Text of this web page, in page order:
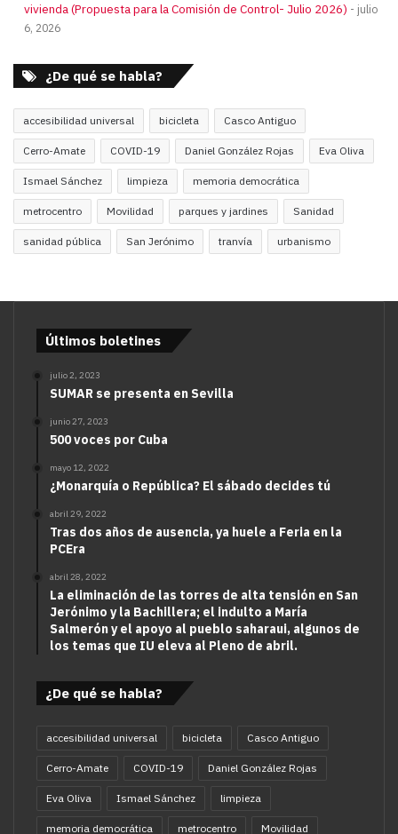
vivienda (Propuesta para la Comisión de Control- Julio 2026)
julio
6, 2026
¿De qué se habla?
accesibilidad universal bicicleta Casco Antiguo
Cerro-Amate COVID-19 Daniel González Rojas Eva Oliva
Ismael Sánchez limpieza memoria democrática
metrocentro Movilidad parques y jardines Sanidad
sanidad pública San Jerónimo tranvía urbanismo
Últimos boletines
julio 2, 2023
SUMAR se presenta en Sevilla
junio 27, 2023
500 voces por Cuba
mayo 12, 2022
¿Monarquía o República? El sábado decides tú
abril 29, 2022
Tras dos años de ausencia, ya huele a Feria en la
PCEra
abril 28, 2022
La eliminación de las torres de alta tensión en San
Jerónimo y la Bachillera; el indulto a María
Salmerón y el apoyo al pueblo saharaui, algunos de
los temas que IU eleva al Pleno de abril.
¿De qué se habla?
accesibilidad universal bicicleta Casco Antiguo
Cerro-Amate COVID-19 Daniel González Rojas
Eva Oliva Ismael Sánchez limpieza
memoria democrática metrocentro Movilidad